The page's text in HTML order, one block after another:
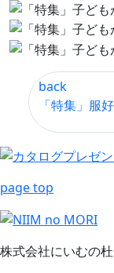
back
「特集」服
page top
株式会社にいむの